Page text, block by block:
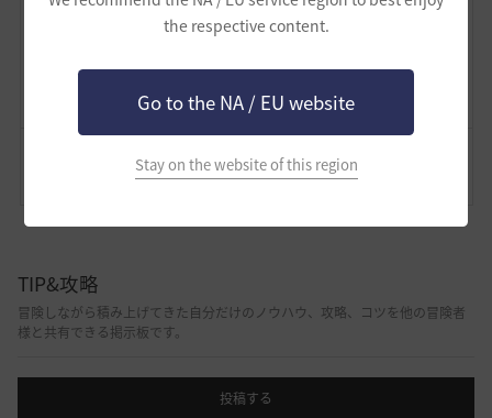
the respective content.
Go to the NA / EU website
Stay on the website of this region
134 697
Lv62 ザンナック
0 通報
TIP&攻略
冒険しながら積み上げてきた自分だけのノウハウ、攻略、コツを他の冒険者
様と共有できる掲示板です。
投稿する